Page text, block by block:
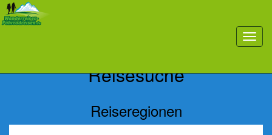
toggle
Reisesuche
Reiseregionen